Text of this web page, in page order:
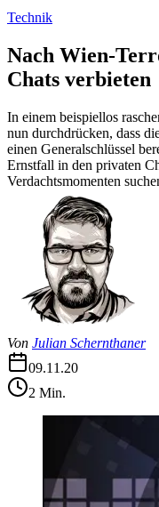
Technik
Nach Wien-
Chats verbieten
In einem beispiellos
nun durchdrücken, dass
einen Generalschlüssel
Ernstfall in den privaten
Verdachtsmomenten
Von Julian Schernthaner
09.11.20
2 Min.